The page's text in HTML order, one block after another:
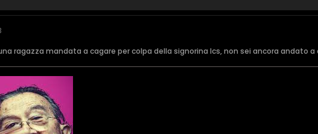
ragazza mandata a cagare per colpa della signorina Ics, non sei ancora andato a